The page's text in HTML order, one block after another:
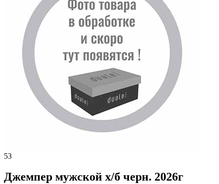
53
Джемпер мужской х/б черн. 2026г